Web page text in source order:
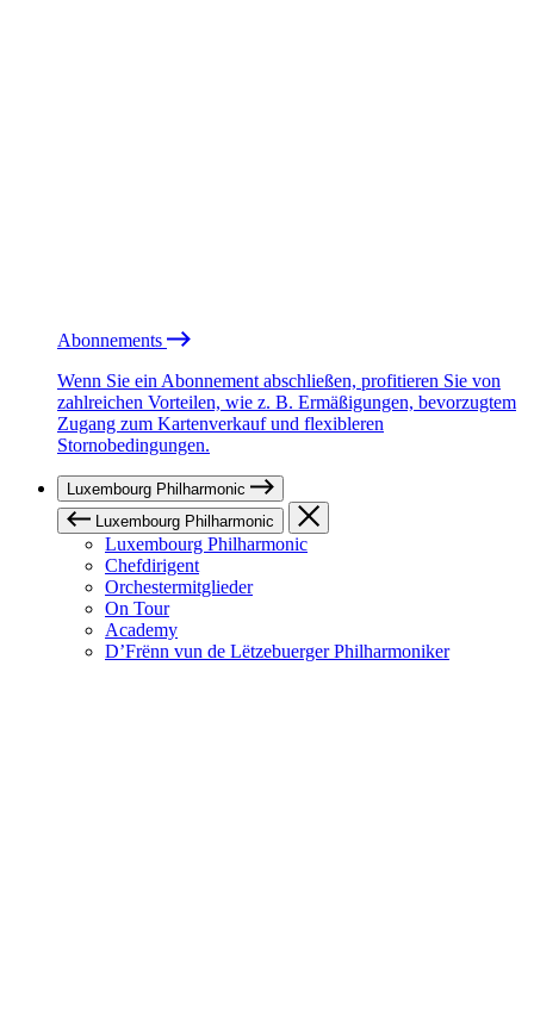
Abonnements
Wenn Sie ein Abonnement abschließen, profitieren Sie von
zahlreichen Vorteilen, wie z. B. Ermäßigungen, bevorzugtem
Zugang zum Kartenverkauf und flexibleren
Stornobedingungen.
Luxembourg Philharmonic
Luxembourg Philharmonic
Luxembourg Philharmonic
Chefdirigent
Orchestermitglieder
On Tour
Academy
D’Frënn vun de Lëtzebuerger Philharmoniker